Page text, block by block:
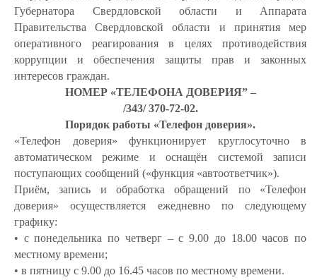
Губернатора Свердловской области и Аппарата
Правительства Свердловской области и принятия мер
оперативного реагирования в целях противодействия
коррупции и обеспечения защиты прав и законных
интересов граждан.
НОМЕР «ТЕЛЕФОНА ДОВЕРИЯ” –
/343/ 370-72-02.
Порядок работы «Телефон доверия».
«Телефон доверия» функционирует круглосуточно в
автоматическом режиме и оснащён системой записи
поступающих сообщений («функция «автоответчик»).
Приём, запись и обработка обращений по «Телефон
доверия» осуществляется ежедневно по следующему
графику:
• с понедельника по четверг – с 9.00 до 18.00 часов по
местному времени;
• в пятницу с 9.00 до 16.45 часов по местному времени.